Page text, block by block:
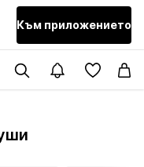
Към приложението